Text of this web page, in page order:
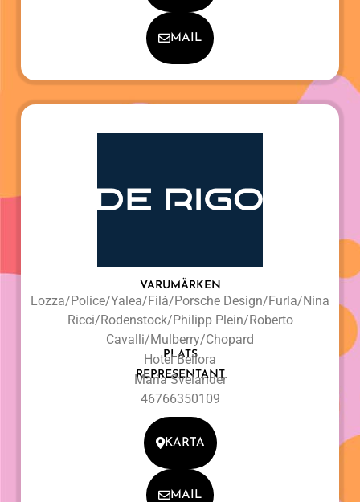
MAIL
VARUMÄRKEN
Lozza/Police/Yalea/Filà/Porsche Design/Furla/Nina
Ricci/Rodenstock/Philipp Plein/Roberto
Cavalli/Mulberry/Chopard
PLATS
Hotel Bellora
REPRESENTANT
Maria Svelander
46766350109
KARTA
MAIL